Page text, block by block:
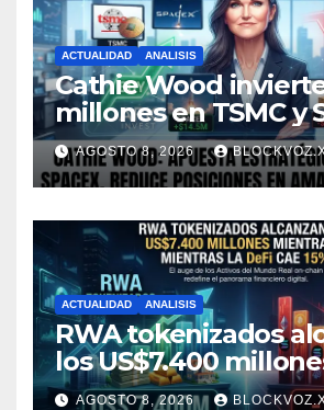
ACTUALIDAD ANALISIS
Cathie Wood
millones en TSMC y
reduce posiciones
Amazon y Alphabet
AGOSTO 8, 2026
ACTUALIDAD ANALISIS
RWA tokenizados
los US$7.400
mientras la DeFi cae
AGOSTO 8, 2026